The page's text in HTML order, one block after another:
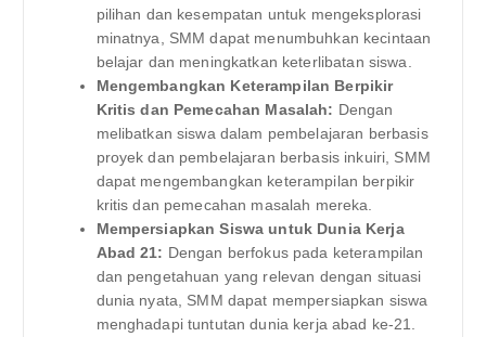
pilihan dan kesempatan untuk mengeksplorasi
minatnya, SMM dapat menumbuhkan kecintaan
belajar dan meningkatkan keterlibatan siswa.
Mengembangkan Keterampilan Berpikir
Kritis dan Pemecahan Masalah: Dengan
melibatkan siswa dalam pembelajaran berbasis
proyek dan pembelajaran berbasis inkuiri, SMM
dapat mengembangkan keterampilan berpikir
kritis dan pemecahan masalah mereka.
Mempersiapkan Siswa untuk Dunia Kerja
Abad 21: Dengan berfokus pada keterampilan
dan pengetahuan yang relevan dengan situasi
dunia nyata, SMM dapat mempersiapkan siswa
menghadapi tuntutan dunia kerja abad ke-21.